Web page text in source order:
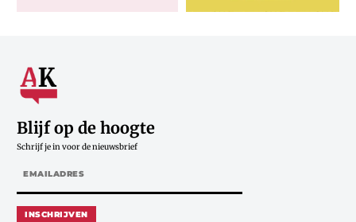
Blijf op de hoogte
Schrijf je in voor de nieuwsbrief
INSCHRIJVEN